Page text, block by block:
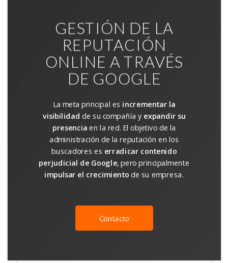
GESTIÓN DE LA
REPUTACIÓN
ONLINE A TRAVÉS
DE GOOGLE
La meta principal es incrementar la
visibilidad de su compañía y expandir su
presencia en la red. El objetivo de la
administración de la reputación en los
buscadores es erradicar contenido
perjudicial de Google, pero principalmente
impulsar el crecimiento de su empresa.
Contacto